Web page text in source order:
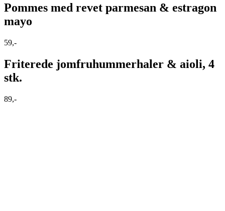
Pommes med revet parmesan & estragon
mayo
59,-
Friterede jomfruhummerhaler & aioli, 4
stk.
89,-